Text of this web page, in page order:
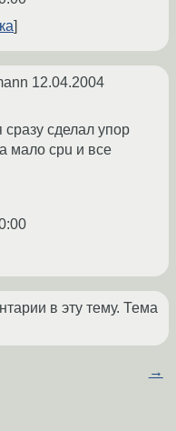
12.04.2004
сделал упор
мало cpu и все
в эту тему. Тема
→